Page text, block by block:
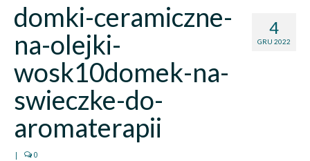
Sklep
Kim jesteśmy?
Kontakt
4
GRU 2022
domki-ceramiczne-
na-olejki-
wosk10domek-na-
swieczke-do-
aromaterapii
| 0